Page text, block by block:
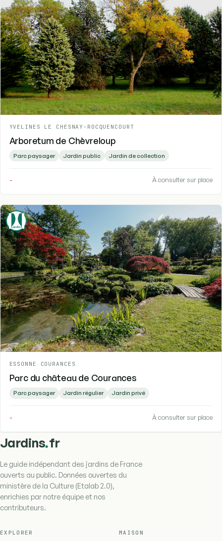
YVELINES - LE CHESNAY-ROCQUENCOURT
Arboretum de Chèvreloup
Parc paysager Jardin public Jardin de collection
- À consulter sur place
ESSONNE - COURANCES
Parc du château de Courances
Parc paysager Jardin régulier Jardin privé
- À consulter sur place
Jardins.fr
Le guide indépendant des jardins de France
ouverts au public. Données ouvertes du
ministère de la Culture (Etalab 2.0),
enrichies par notre équipe et nos
contributeurs.
EXPLORER MAISON